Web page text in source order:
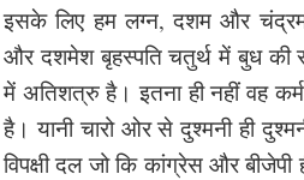
इसके लिए हम लग्न, दशम और
और दशमेश बृहस्पति चतुर्थ में बुध की
में अतिशत्रु है। इतना ही नहीं वह
है। यानी चारो ओर से दुश्मनी ही
विपक्षी दल जो कि कांग्रेस और